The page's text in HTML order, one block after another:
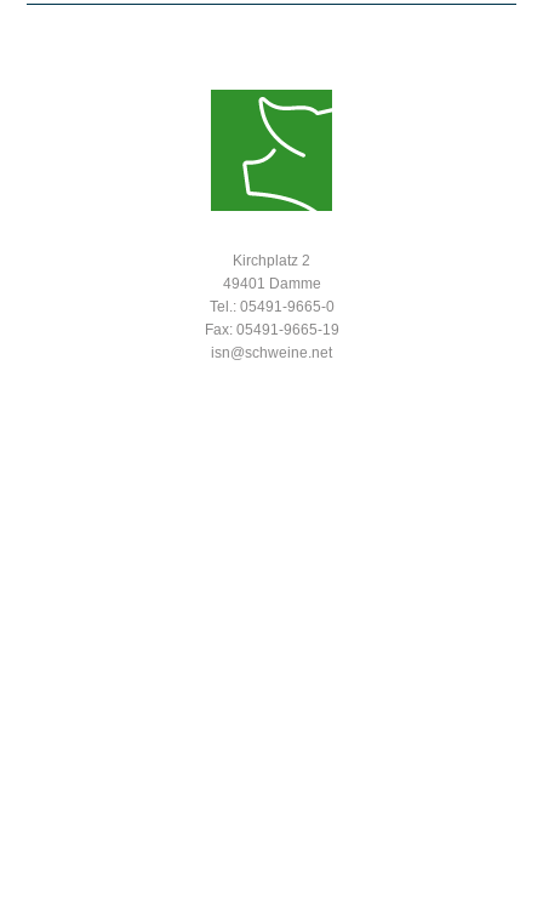
Kirchplatz 2
49401 Damme
Tel.: 05491-9665-0
Fax: 05491-9665-19
isn@schweine.net